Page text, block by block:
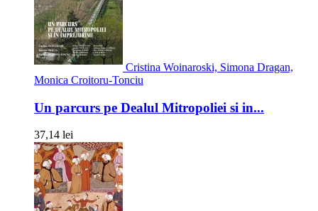
Cristina Woinaroski, Simona Dragan,
Monica Croitoru-Tonciu
Un parcurs pe Dealul Mitropoliei si in...
37,14 lei